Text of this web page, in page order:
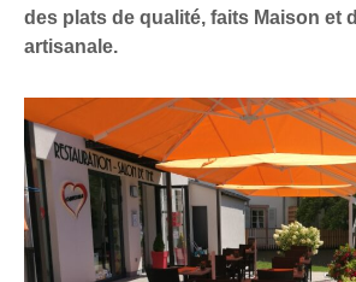
des plats de qualité, faits Maison et
artisanale.